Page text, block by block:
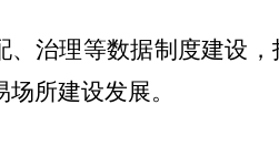
、治理等数据制度建设
所建设发展。